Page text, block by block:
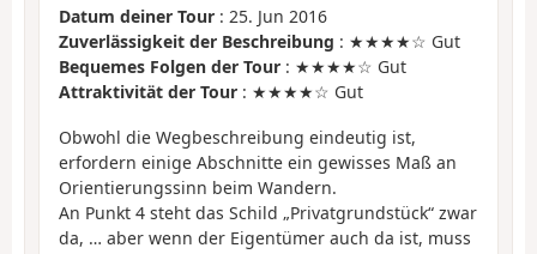
Datum deiner Tour : 25. Jun 2016
Zuverlässigkeit der Beschreibung : ★★★★☆ Gut
Bequemes Folgen der Tour : ★★★★☆ Gut
Attraktivität der Tour : ★★★★☆ Gut
Obwohl die Wegbeschreibung eindeutig ist,
erfordern einige Abschnitte ein gewisses Maß an
Orientierungssinn beim Wandern.
An Punkt 4 steht das Schild „Privatgrundstück“ zwar
da, … aber wenn der Eigentümer auch da ist, muss